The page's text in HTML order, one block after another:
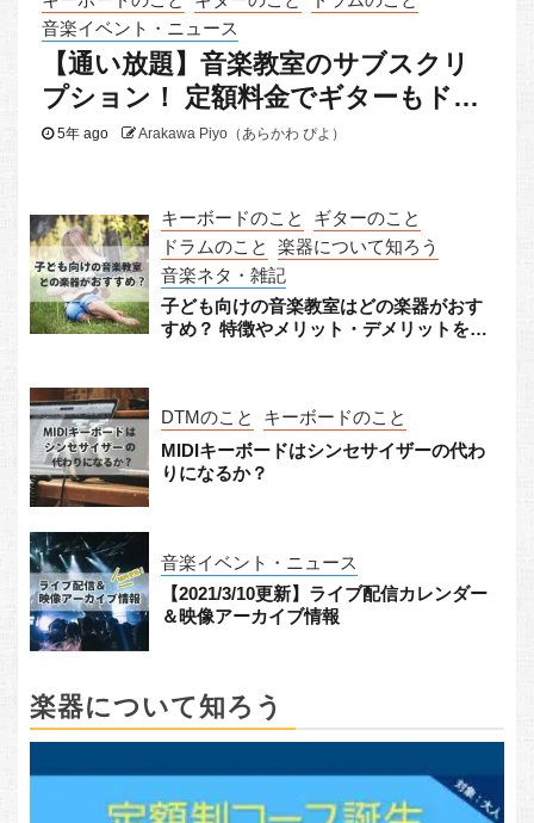
音楽イベント・ニュース
【通い放題】音楽教室のサブスクリ
プション！ 定額料金でギターもドラ
ムもピアノも
5年 ago Arakawa Piyo（あらかわ ぴよ）
キーボードのこと
ギターのこと
ドラムのこと
楽器について知ろう
音楽ネタ・雑記
子ども向けの音楽教室はどの楽器がおす
すめ？ 特徴やメリット・デメリットをチ
DTMのこと
キーボードのこと
MIDIキーボードはシンセサイザーの代わ
りになるか？
音楽イベント・ニュース
【2021/3/10更新】ライブ配信カレンダー
＆映像アーカイブ情報
楽器について知ろう